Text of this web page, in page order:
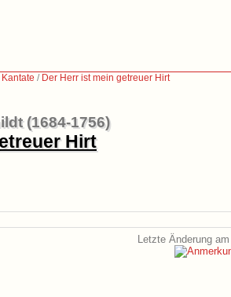
Kantate / Der Herr ist mein getreuer Hirt
(1684-1756)
Hirt
Letzte Änderung